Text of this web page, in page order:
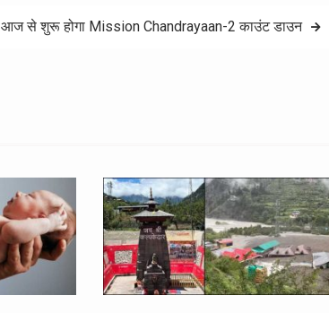
आज से शुरू होगा Mission Chandrayaan-2 काउंट डाउन